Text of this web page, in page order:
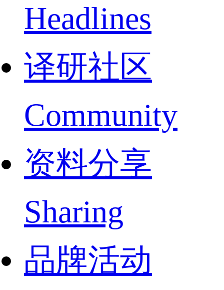
Headlines
译研社区
Community
资料分享
Sharing
品牌活动